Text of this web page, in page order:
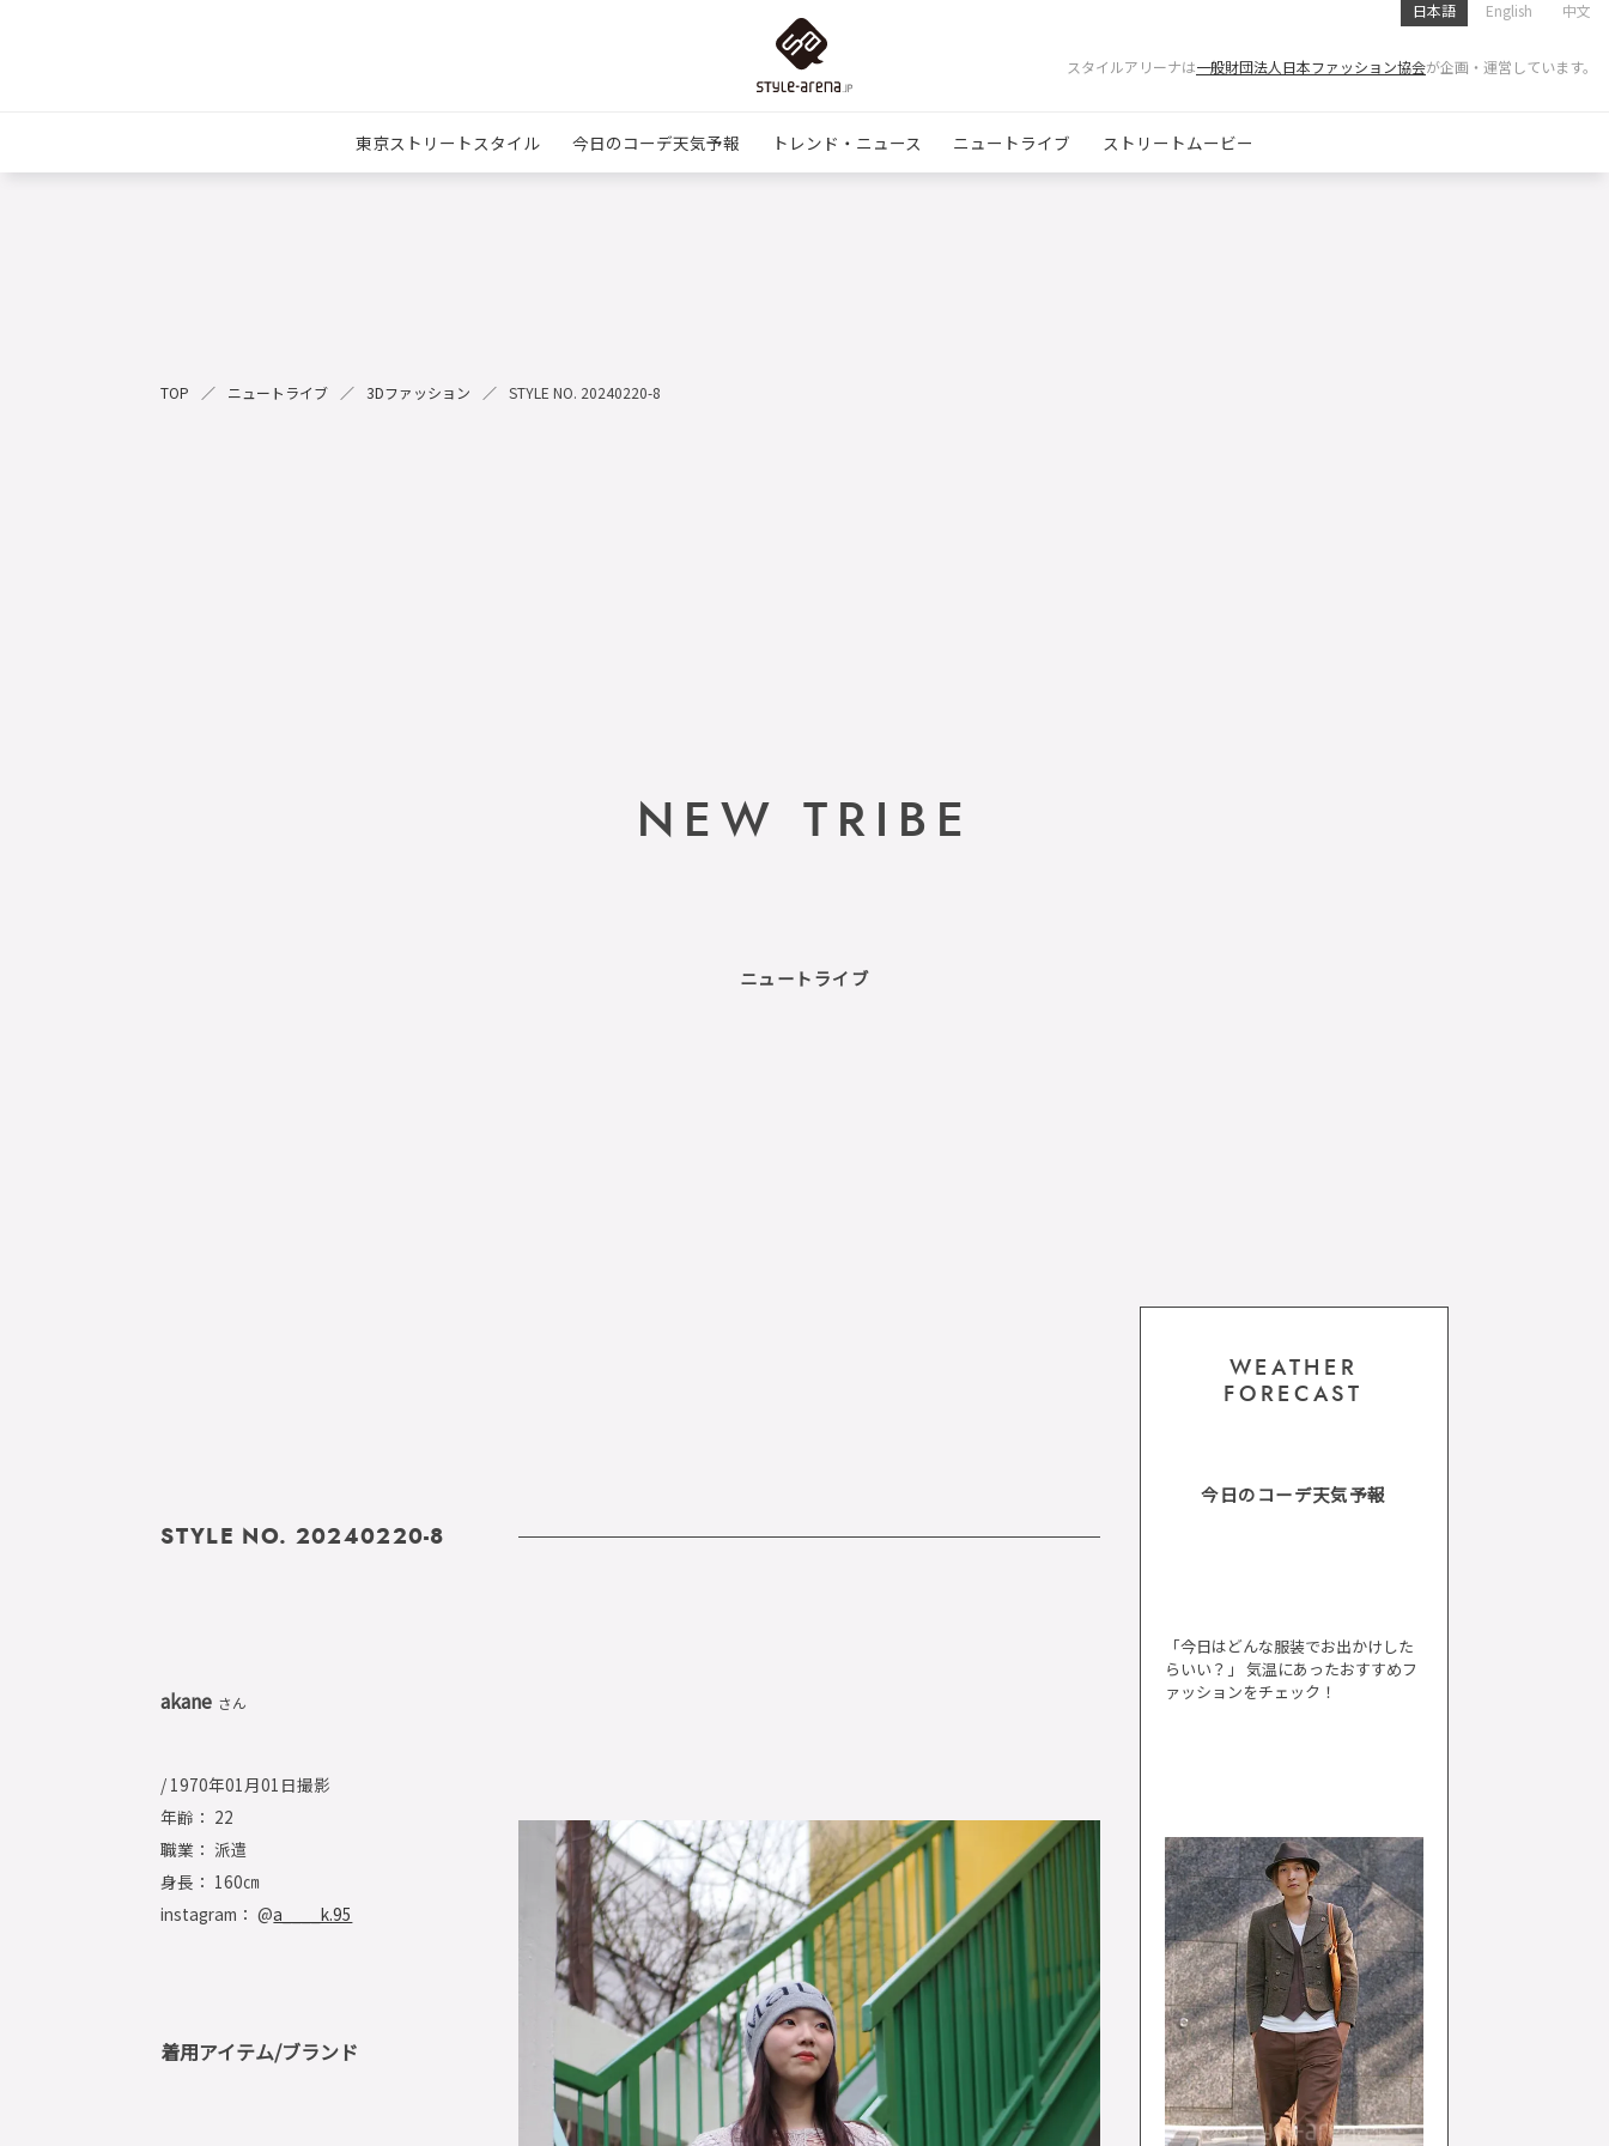
日本語 English 中文
スタイルアリーナは一般財団法人日本ファッション協会が企画・運営しています。
東京ストリートスタイル 今日のコーデ天気予報 トレンド・ニュース ニュートライブ ストリートムービー
TOP ニュートライブ 3Dファッション STYLE NO. 20240220-8
NEW TRIBE
ニュートライブ
STYLE NO. 20240220-8
akane さん
/ 1970年01月01日撮影
年齢： 22
職業： 派遣
身長： 160㎝
instagram： @a____k.95
着用アイテム/ブランド
WEATHER
FORECAST
今日のコーデ天気予報
「今日はどんな服装でお出かけした
らいい？」 気温にあったおすすめフ
ァッションをチェック！